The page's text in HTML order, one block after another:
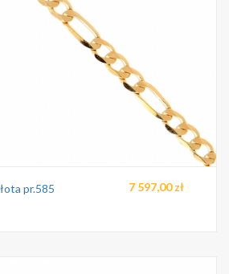
pr.585 7 597,00 zł